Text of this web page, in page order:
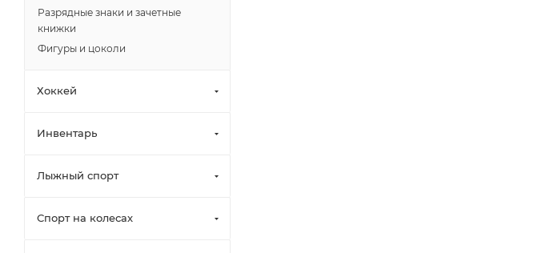
Разрядные знаки и зачетные
книжки
Фигуры и цоколи
Хоккей
Инвентарь
Лыжный спорт
Спорт на колесах